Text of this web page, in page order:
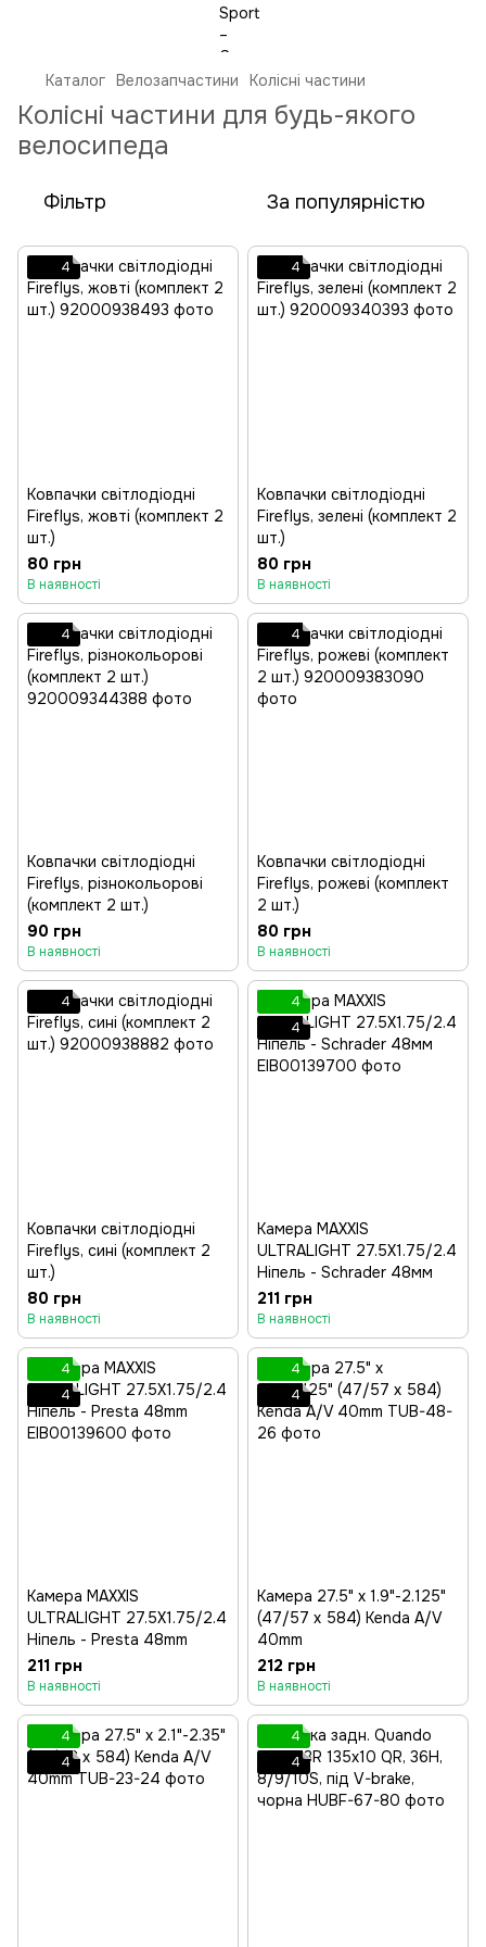
Каталог Велозапчастини Колісні частини
Колісні частини для будь-якого
велосипеда
Фільтр За популярністю
4
Ковпачки світлодіодні
Fireflys, жовті (комплект 2
шт.)
80 грн
В наявності
4
Ковпачки світлодіодні
Fireflys, зелені (комплект 2
шт.)
80 грн
В наявності
4
Ковпачки світлодіодні
Fireflys, різнокольорові
(комплект 2 шт.)
90 грн
В наявності
4
Ковпачки світлодіодні
Fireflys, рожеві (комплект
2 шт.)
80 грн
В наявності
4
Ковпачки світлодіодні
Fireflys, сині (комплект 2
шт.)
80 грн
В наявності
4
4
Камера MAXXIS
ULTRALIGHT 27.5X1.75/2.4
Ніпель - Schrader 48мм
211 грн
В наявності
4
4
Камера MAXXIS
ULTRALIGHT 27.5X1.75/2.4
Ніпель - Presta 48mm
211 грн
В наявності
4
4
Камера 27.5" x 1.9"-2.125"
(47/57 x 584) Kenda A/V
40mm
212 грн
В наявності
4
4
4
4